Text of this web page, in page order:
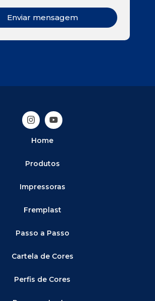
Enviar mensagem
Home
Produtos
Impressoras
Fremplast
Passo a Passo
Cartela de Cores
Perfis de Cores